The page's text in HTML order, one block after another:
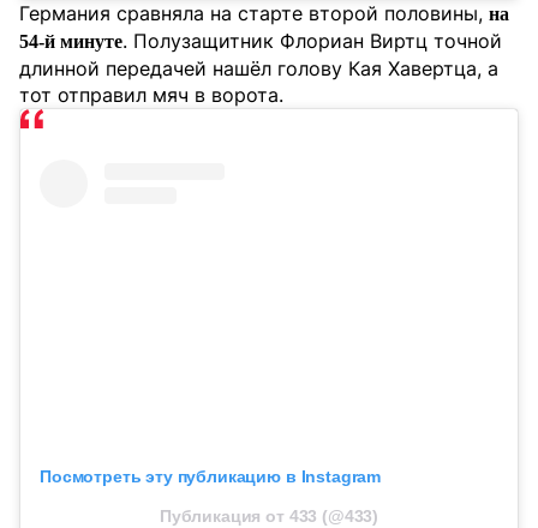
Германия сравняла на старте второй половины, на
54-й минуте. Полузащитник Флориан Виртц точной
длинной передачей нашёл голову Кая Хавертца, а
тот отправил мяч в ворота.
Посмотреть эту публикацию в Instagram
Публикация от 433 (@433)